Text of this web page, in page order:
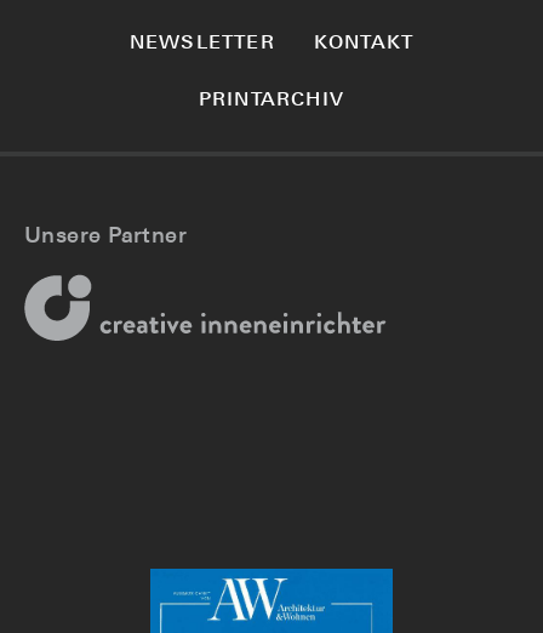
NEWSLETTER KONTAKT
PRINTARCHIV
Unsere Partner